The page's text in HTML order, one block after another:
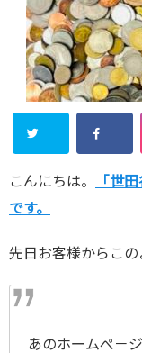
こんにちは。
「世
です。
先日お客様からこの
あのホームぺ－